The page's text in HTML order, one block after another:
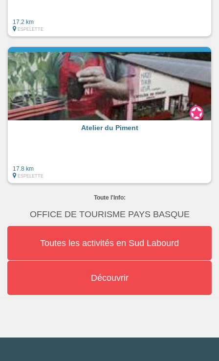
17.2 km
ESPELETTE
Atelier du Piment
17.8 km
ESPELETTE
Toute l'Info:
OFFICE DE TOURISME PAYS BASQUE
Toutes les activités en Sud Labourd
Découvrir